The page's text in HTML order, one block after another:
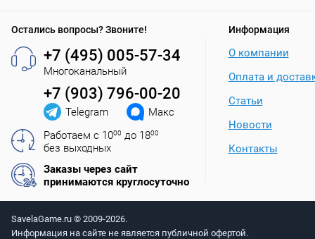
Остались вопросы? Звоните!
+7 (495) 005-57-34
Многоканальный
+7 (903) 796-00-20
Telegram
Макс
Работаем с 1000 до 1800
без выходных
Заказы через сайт
принимаются круглосуточно
Информация
О компании
Оплата и
Статьи
Новости
Контакты
SavelaGame.ru © 2009-2026.
Информация на сайте не является публичной офертой.